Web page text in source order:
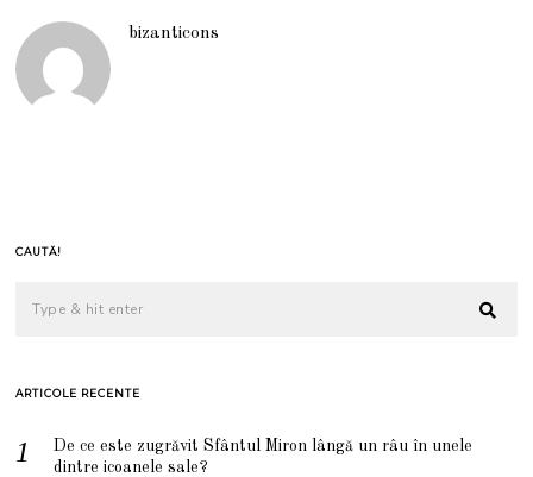
bizanticons
CAUTĂ!
ARTICOLE RECENTE
De ce este zugrăvit Sfântul Miron lângă un râu în unele
dintre icoanele sale?